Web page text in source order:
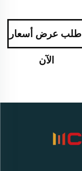
اطلب عرض أسعار
الآن